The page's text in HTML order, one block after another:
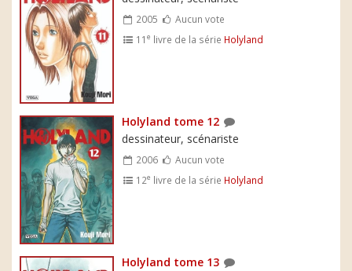
2005
Aucun vote
11e livre de la série Holyland
Holyland tome 12
dessinateur, scénariste
2006
Aucun vote
12e livre de la série Holyland
Holyland tome 13